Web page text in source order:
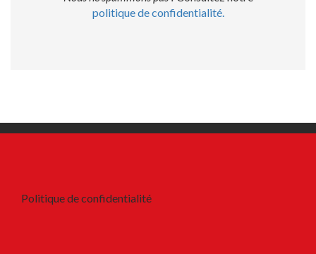
politique de confidentialité.
Politique de confidentialité